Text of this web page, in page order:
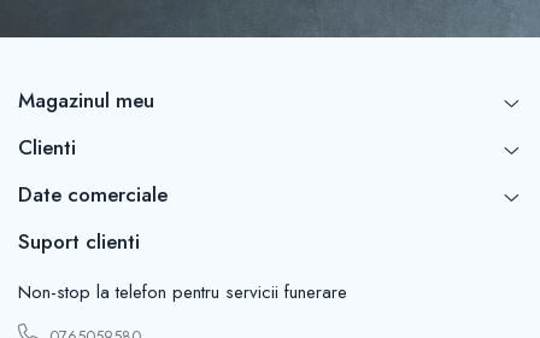
Magazinul meu
Clienti
Date comerciale
Suport clienti
Non-stop la telefon pentru servicii funerare